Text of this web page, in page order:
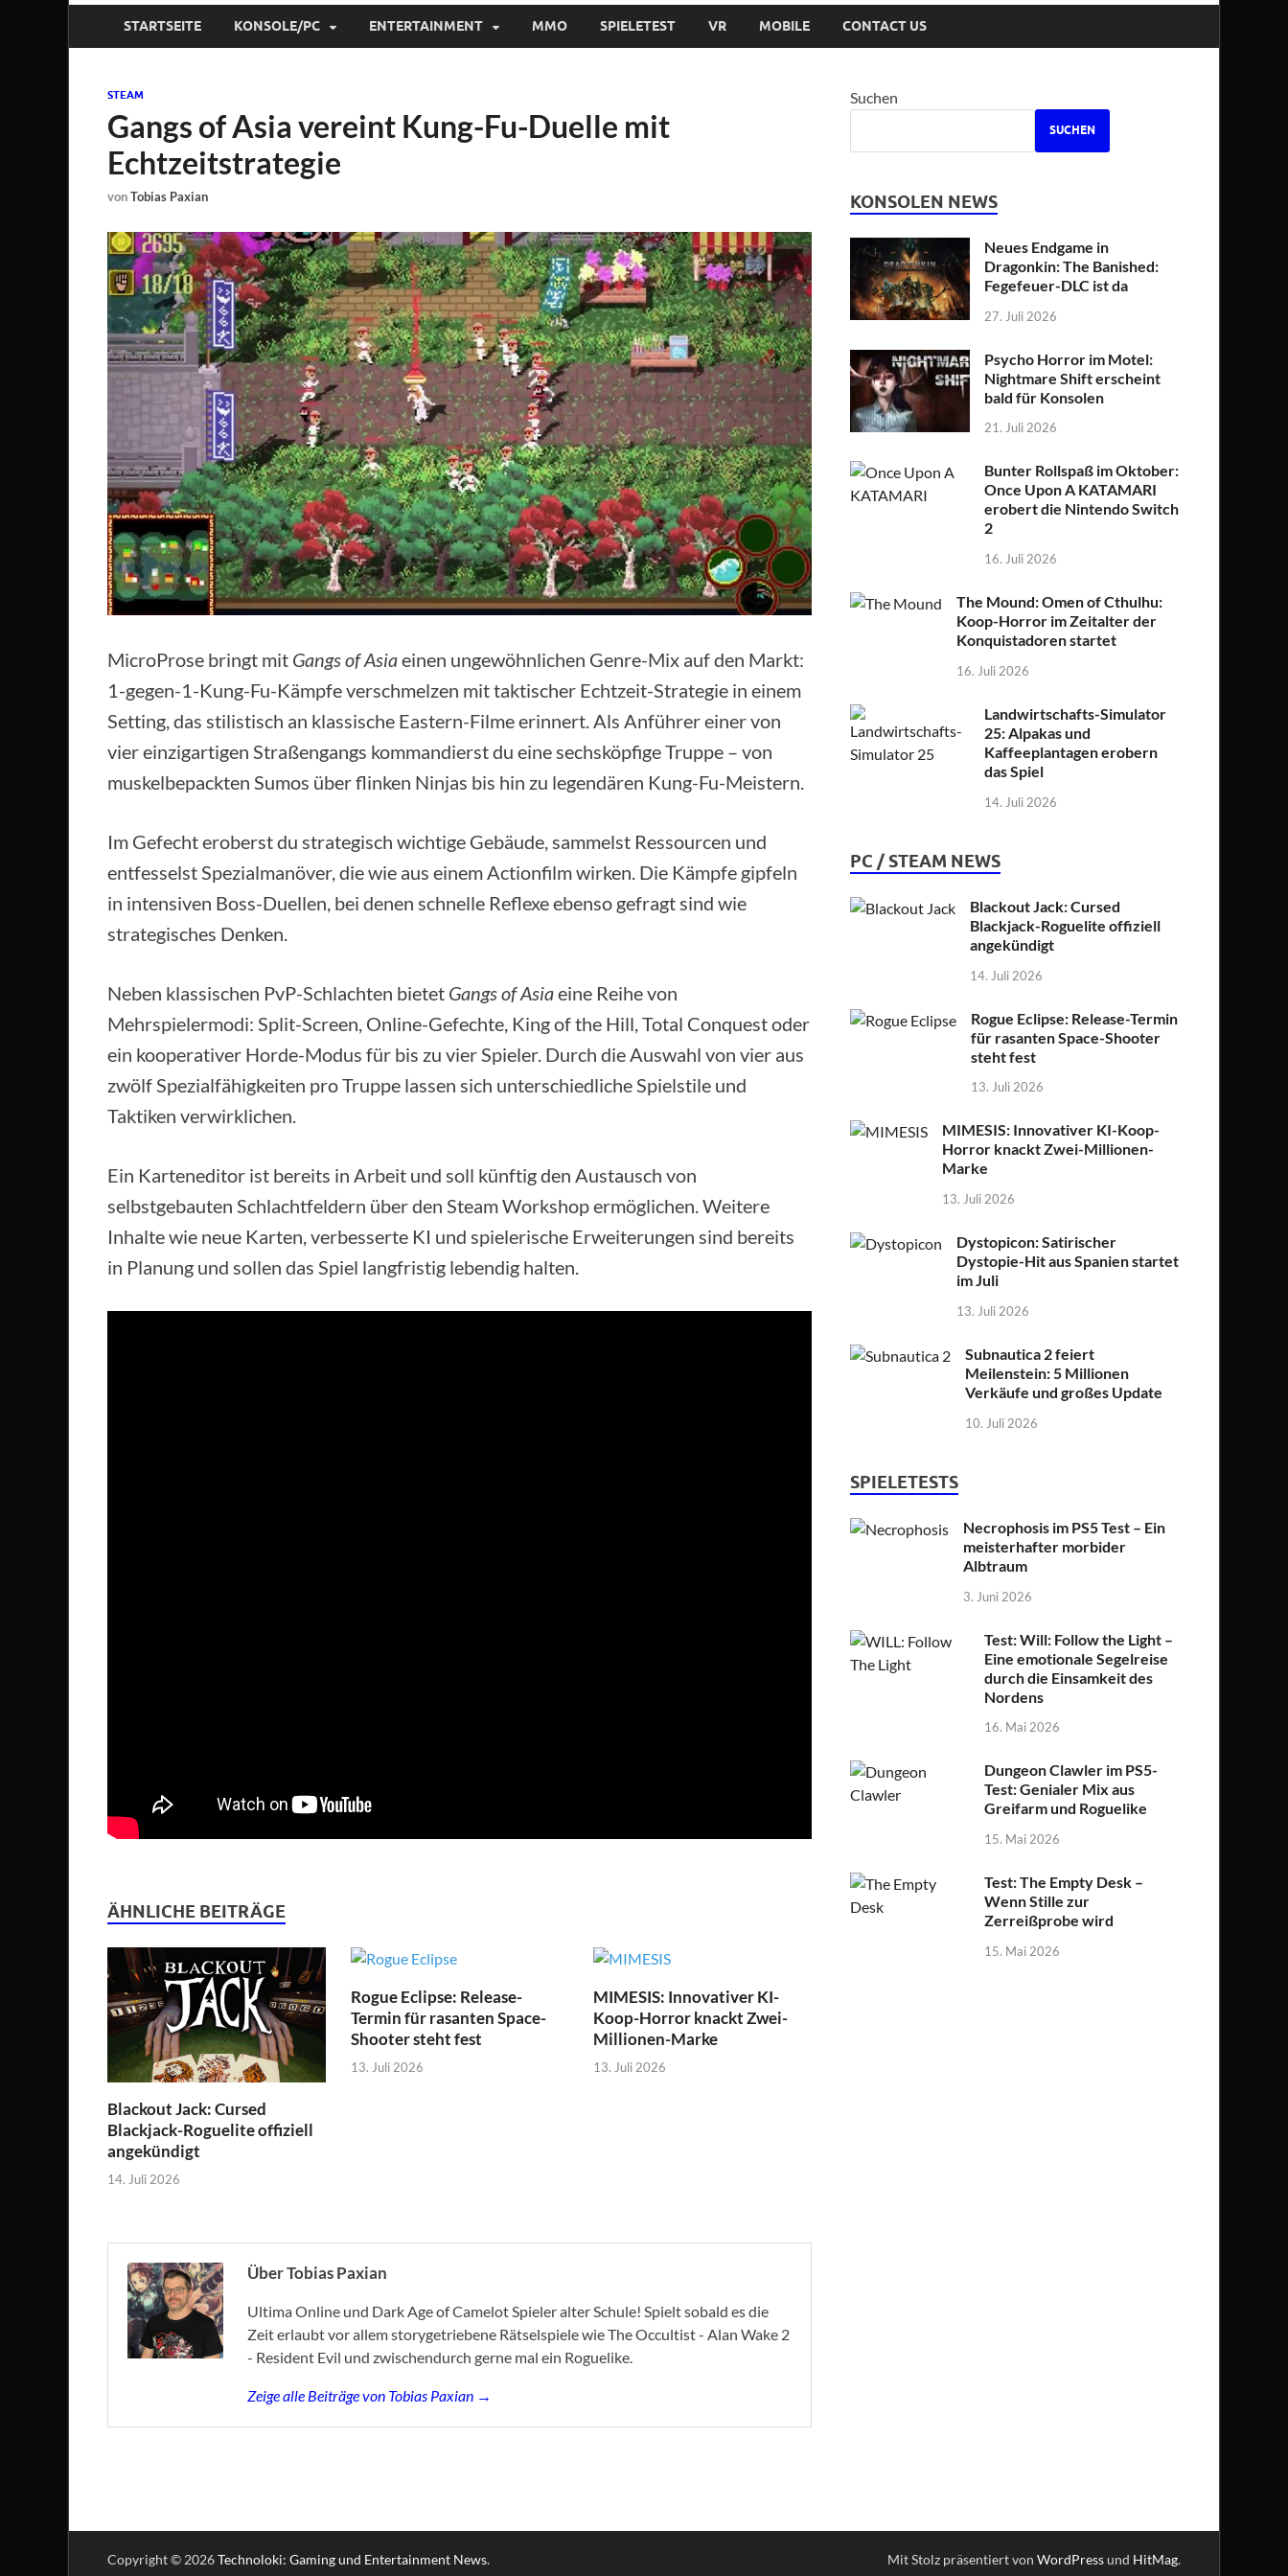
STARTSEITE KONSOLE/PC ENTERTAINMENT MMO SPIELETEST VR MOBILE CONTACT US
STEAM
Gangs of Asia vereint Kung-Fu-Duelle mit
Echtzeitstrategie
vonTobias Paxian
MicroProse bringt mit Gangs of Asiaeinen ungewöhnlichen Genre-Mix auf den Markt:
1-gegen-1-Kung-Fu-Kämpfe verschmelzen mit taktischer Echtzeit-Strategie in einem
Setting, das stilistisch an klassische Eastern-Filme erinnert. Als Anführer einer von
vier einzigartigen Straßengangs kommandierst du eine sechsköpfige Truppe – von
muskelbepackten Sumos über flinken Ninjas bis hin zu legendären Kung-Fu-Meistern.
Im Gefecht eroberst du strategisch wichtige Gebäude, sammelst Ressourcen und
entfesselst Spezialmanöver, die wie aus einem Actionfilm wirken. Die Kämpfe gipfeln
in intensiven Boss-Duellen, bei denen schnelle Reflexe ebenso gefragt sind wie
strategisches Denken.
Neben klassischen PvP-Schlachten bietet Gangs of Asiaeine Reihe von
Mehrspielermodi: Split-Screen, Online-Gefechte, King of the Hill, Total Conquest oder
ein kooperativer Horde-Modus für bis zu vier Spieler. Durch die Auswahl von vier aus
zwölf Spezialfähigkeiten pro Truppe lassen sich unterschiedliche Spielstile und
Taktiken verwirklichen.
Ein Karteneditor ist bereits in Arbeit und soll künftig den Austausch von
selbstgebauten Schlachtfeldern über den Steam Workshop ermöglichen. Weitere
Inhalte wie neue Karten, verbesserte KI und spielerische Erweiterungen sind bereits
in Planung und sollen das Spiel langfristig lebendig halten.
ÄHNLICHE BEITRÄGE
Blackout Jack: Cursed
Blackjack-Roguelite offiziell
angekündigt
14. Juli 2026
Rogue Eclipse: Release-
Termin für rasanten Space-
Shooter steht fest
13. Juli 2026
MIMESIS: Innovativer KI-
Koop-Horror knackt Zwei-
Millionen-Marke
13. Juli 2026
Über Tobias Paxian
Ultima Online und Dark Age of Camelot Spieler alter Schule! Spielt sobald es die
Zeit erlaubt vor allem storygetriebene Rätselspiele wie The Occultist - Alan Wake 2
- Resident Evil und zwischendurch gerne mal ein Roguelike.
Zeige alle Beiträge von Tobias Paxian →
Suchen
SUCHEN
KONSOLEN NEWS
Neues Endgame in
Dragonkin: The Banished:
Fegefeuer-DLC ist da
27. Juli 2026
Psycho Horror im Motel:
Nightmare Shift erscheint
bald für Konsolen
21. Juli 2026
Bunter Rollspaß im Oktober:
Once Upon A KATAMARI
erobert die Nintendo Switch
2
16. Juli 2026
The Mound: Omen of Cthulhu:
Koop-Horror im Zeitalter der
Konquistadoren startet
16. Juli 2026
Landwirtschafts-Simulator
25: Alpakas und
Kaffeeplantagen erobern
das Spiel
14. Juli 2026
PC / STEAM NEWS
Blackout Jack: Cursed
Blackjack-Roguelite offiziell
angekündigt
14. Juli 2026
Rogue Eclipse: Release-Termin
für rasanten Space-Shooter
steht fest
13. Juli 2026
MIMESIS: Innovativer KI-Koop-
Horror knackt Zwei-Millionen-
Marke
13. Juli 2026
Dystopicon: Satirischer
Dystopie-Hit aus Spanien startet
im Juli
13. Juli 2026
Subnautica 2 feiert
Meilenstein: 5 Millionen
Verkäufe und großes Update
10. Juli 2026
SPIELETESTS
Necrophosis im PS5 Test – Ein
meisterhafter morbider
Albtraum
3. Juni 2026
Test: Will: Follow the Light –
Eine emotionale Segelreise
durch die Einsamkeit des
Nordens
16. Mai 2026
Dungeon Clawler im PS5-
Test: Genialer Mix aus
Greifarm und Roguelike
15. Mai 2026
Test: The Empty Desk –
Wenn Stille zur
Zerreißprobe wird
15. Mai 2026
Copyright © 2026Technoloki: Gaming und Entertainment News. Mit Stolz präsentiert von WordPressund HitMag.